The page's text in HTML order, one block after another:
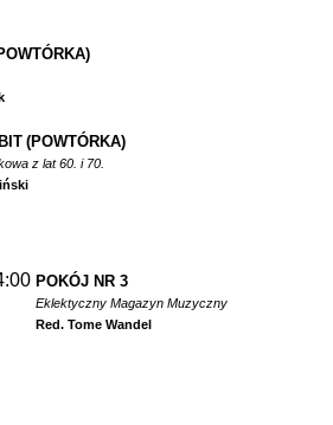
(POWTÓRKA)
z lat 60. i 70.
POKÓJ NR 3
Eklektyczny Magazyn Muzyczny
Red. Tome Wandel